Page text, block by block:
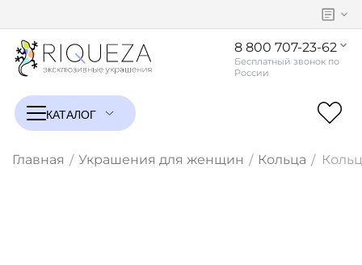
8 800 707-23-62
Главная / Украшения для женщин / Кольца /